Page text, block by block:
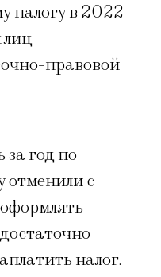
налогу в 2022
лиц
правовой
за год по
отменили с
налог.